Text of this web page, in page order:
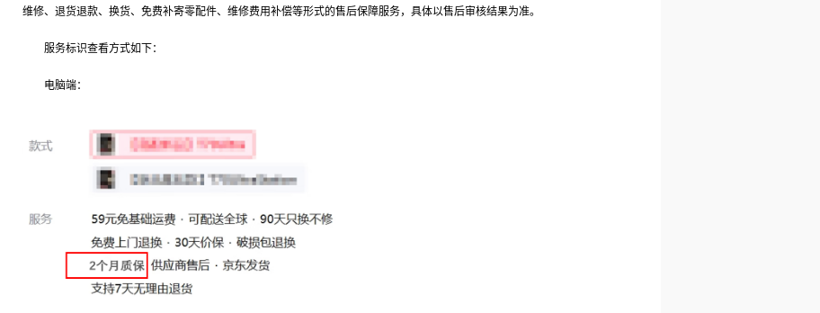
维修、退货退款、换货、免费补寄零配件、维修费用补偿等形式的售后保障服务，具体以售后审核结果为准。
服务标识查看方式如下：
电脑端：